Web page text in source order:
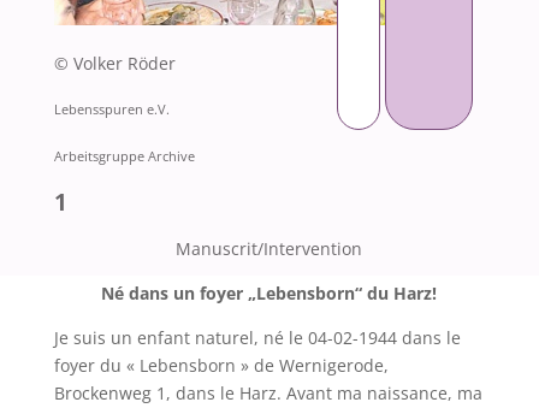
© Volker Röder
Lebensspuren e.V.
Arbeitsgruppe Archive
1
Manuscrit/Intervention
Né dans un foyer „Lebensborn“ du Harz!
Je suis un enfant naturel, né le 04-02-1944 dans le
foyer du « Lebensborn » de Wernigerode,
Brockenweg1, dans le Harz. Avant ma naissance, ma